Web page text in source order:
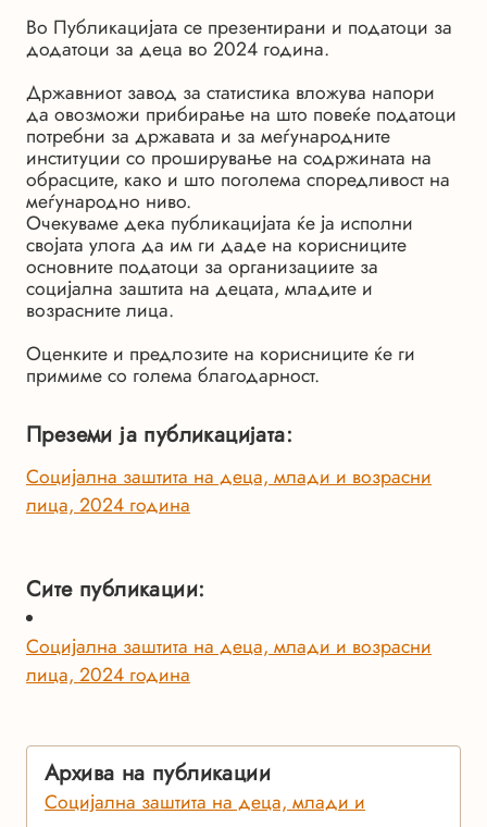
Во Публикацијата се презентирани и податоци за
додатоци за деца во 2024 година.
Државниот завод за статистика вложува напори
да овозможи прибирање на што повеќе податоци
потребни за државата и за меѓународните
институции со проширување на содржината на
обрасците, како и што поголема споредливост на
меѓународно ниво.
Очекуваме дека публикацијата ќе ја исполни
својата улога да им ги даде на корисниците
основните податоци за организациите за
социјална заштита на децата, младите и
возрасните лица.
Оценките и предлозите на корисниците ќе ги
примиме со голема благодарност.
Преземи ја публикацијата:
Социјална заштита на деца, млади и возрасни
лица, 2024 година
Сите публикации:
Социјална заштита на деца, млади и возрасни
лица, 2024 година
Архива на публикации
Социјална заштита на деца, млади и